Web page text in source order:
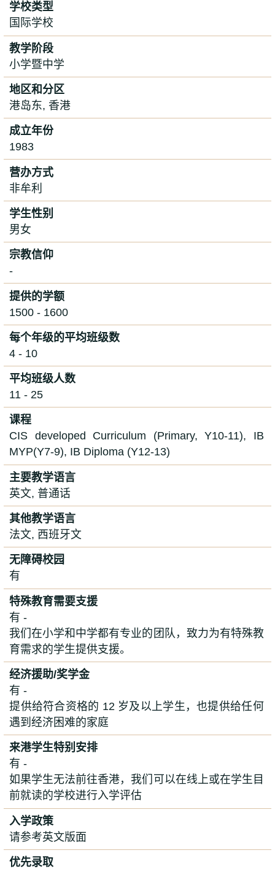
学校类型
国际学校
教学阶段
小学暨中学
地区和分区
港岛东, 香港
成立年份
1983
营办方式
非牟利
学生性别
男女
宗教信仰
-
提供的学额
1500 - 1600
每个年级的平均班级数
4 - 10
平均班级人数
11 - 25
课程
CIS developed Curriculum (Primary, Y10-11), IB
MYP(Y7-9), IB Diploma (Y12-13)
主要教学语言
英文, 普通话
其他教学语言
法文, 西班牙文
无障碍校园
有
特殊教育需要支援
有 -
我们在小学和中学都有专业的团队，致力为有特殊教
育需求的学生提供支援。
经济援助/奖学金
有 -
提供给符合资格的 12 岁及以上学生，也提供给任何
遇到经济困难的家庭
来港学生特别安排
有 -
如果学生无法前往香港，我们可以在线上或在学生目
前就读的学校进行入学评估
入学政策
请参考英文版面
优先录取